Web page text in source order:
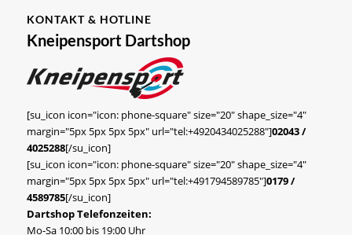
KONTAKT & HOTLINE
Kneipensport Dartshop
[su_icon icon="icon: phone-square" size="20" shape_size="4"
margin="5px 5px 5px 5px" url="tel:+4920434025288"]02043 /
4025288[/su_icon]
[su_icon icon="icon: phone-square" size="20" shape_size="4"
margin="5px 5px 5px 5px" url="tel:+491794589785"]0179 /
4589785[/su_icon]
Dartshop Telefonzeiten:
Mo-Sa 10:00 bis 19:00 Uhr